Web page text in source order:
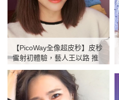
【PicoWay全像超皮秒】皮秒
雷射初體驗，藝人王以路 推
薦